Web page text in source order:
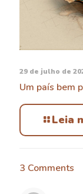
29 de julho de
Um país bem
Leia
3 Comments